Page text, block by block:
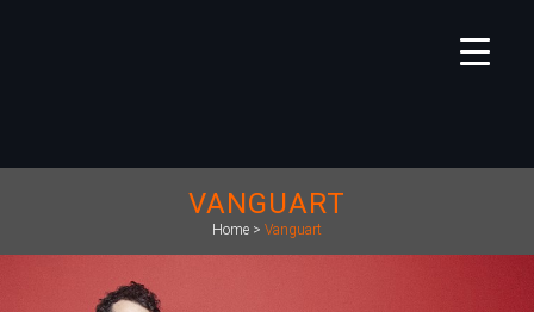
VANGUART
Home > Vanguart
content/uploads/2020/03/Vanguart3_2019.jpg